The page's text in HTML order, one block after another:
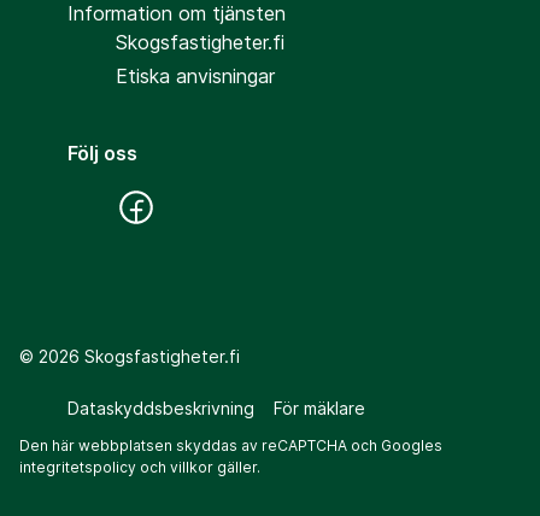
Information om tjänsten
Skogsfastigheter.fi
Etiska anvisningar
Följ oss
© 2026 Skogsfastigheter.fi
Dataskyddsbeskrivning För mäklare
Den här webbplatsen skyddas av reCAPTCHA och Googles
integritetspolicy och villkor gäller.